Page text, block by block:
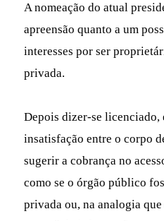
A nomeação do atual
apreensão quanto a um
interesses por ser
privada.
Depois dizer-se licenciado,
insatisfação entre o corpo
sugerir a cobrança no
como se o órgão público
privada ou, na analogia